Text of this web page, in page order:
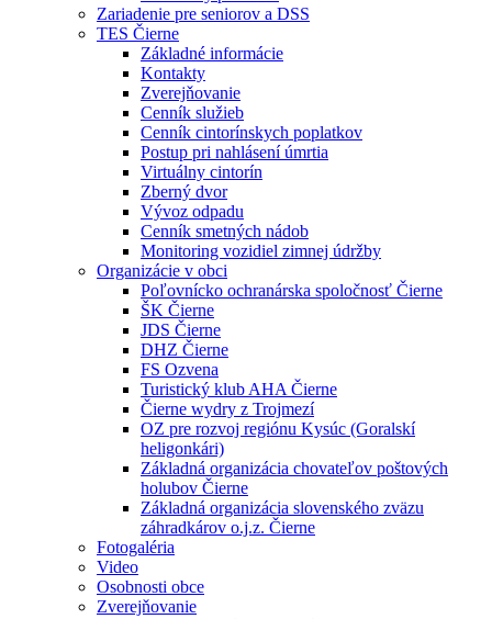
Zariadenie pre seniorov a DSS
TES Čierne
Základné informácie
Kontakty
Zverejňovanie
Cenník služieb
Cenník cintorínskych poplatkov
Postup pri nahlásení úmrtia
Virtuálny cintorín
Zberný dvor
Vývoz odpadu
Cenník smetných nádob
Monitoring vozidiel zimnej údržby
Organizácie v obci
Poľovnícko ochranárska spoločnosť Čierne
ŠK Čierne
JDS Čierne
DHZ Čierne
FS Ozvena
Turistický klub AHA Čierne
Čierne wydry z Trojmezí
OZ pre rozvoj regiónu Kysúc (Goralskí
heligonkári)
Základná organizácia chovateľov poštových
holubov Čierne
Základná organizácia slovenského zväzu
záhradkárov o.j.z. Čierne
Fotogaléria
Video
Osobnosti obce
Zverejňovanie